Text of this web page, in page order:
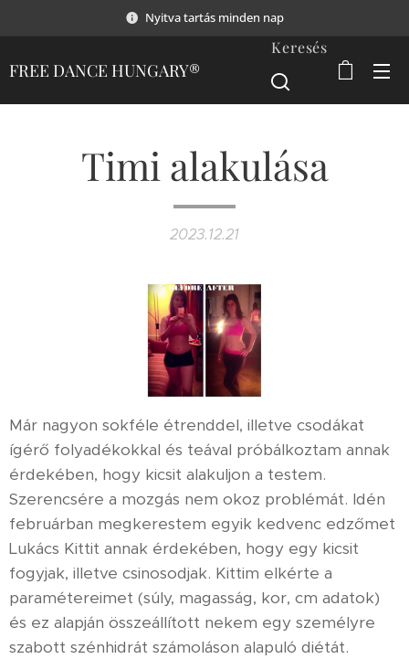
Nyitva tartás minden nap
FREE DANCE HUNGARY®
Keresés
Timi alakulása
2023.12.21
Már nagyon sokféle étrenddel, illetve csodákat
ígérő folyadékokkal és teával próbálkoztam annak
érdekében, hogy kicsit alakuljon a testem.
Szerencsére a mozgás nem okoz problémát. Idén
februárban megkerestem egyik kedvenc edzőmet
Lukács Kittit annak érdekében, hogy egy kicsit
fogyjak, illetve csinosodjak. Kittim elkérte a
paramétereimet (súly, magasság, kor, cm adatok)
és ez alapján összeállított nekem egy személyre
szabott szénhidrát számoláson alapuló diétát.